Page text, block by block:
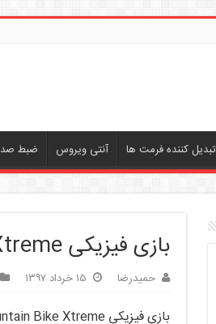
تبدیل کننده فرمت ها آنتی ویروس ضبط
بازی فیزیکی Mountain Bike Xtreme
حمیدرضا ۱۵ خرداد ۱۳۹۷